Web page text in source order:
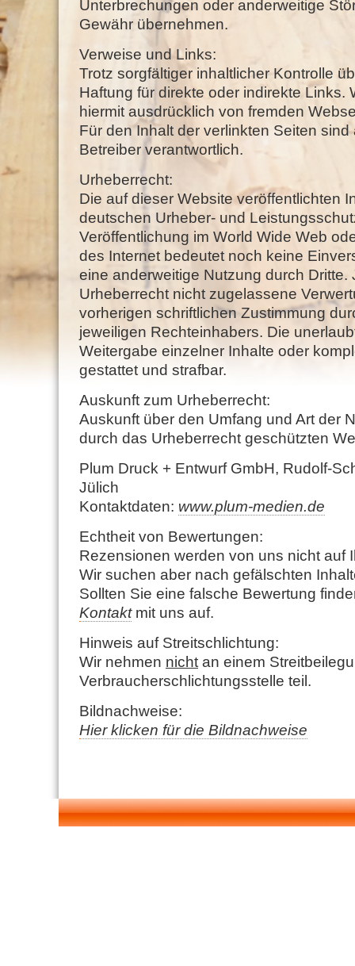
Unterbrechungen oder anderweitige
Gewähr übernehmen.
Verweise und Links:
Trotz sorgfältiger inhaltlicher Kontrolle
Haftung für direkte oder indirekte Links.
hiermit ausdrücklich von fremden
Für den Inhalt der verlinkten Seiten
Betreiber verantwortlich.
Urheberrecht:
Die auf dieser Website veröffentlichten
deutschen Urheber- und
Veröffentlichung im World Wide Web
des Internet bedeutet noch keine
eine anderweitige Nutzung durch
Urheberrecht nicht zugelassene
vorherigen schriftlichen Zustimmung
jeweiligen Rechteinhabers. Die
Weitergabe einzelner Inhalte oder
gestattet und strafbar.
Auskunft zum Urheberrecht:
Auskunft über den Umfang und Art der
durch das Urheberrecht geschützten
Plum Druck + Entwurf GmbH, Rudolf-
Jülich
Kontaktdaten: www.plum-medien.de
Echtheit von Bewertungen:
Rezensionen werden von uns nicht auf
Wir suchen aber nach gefälschten
Sollten Sie eine falsche Bewertung
Kontaktmit uns auf.
Hinweis auf Streitschlichtung:
Wir nehmen nicht an einem
Verbraucherschlichtungsstelle teil.
Bildnachweise:
Hier klicken für die Bildnachweise